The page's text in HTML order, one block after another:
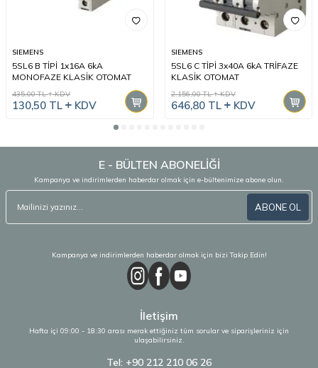
SIEMENS
5SL6 B TİPİ 1x16A 6kA
MONOFAZE KLASİK OTOMAT
435,00TL KDV
130,50 TL KDV
SIEMENS
5SL6 C TİPİ 3x40A 6kA TRİFAZE
KLASİK OTOMAT
2.156,00TL KDV
646,80TL KDV
E - BÜLTEN ABONELİĞİ
Kampanya ve indirimlerden haberdar olmak için e-bültenimize abone olun.
ABONE OL
Kampanya ve indirimlerden haberdar olmak için bizi Takip Edin!
İletişim
Hafta içi 09:00 - 18:30 arası merak ettiğiniz tüm sorular ve siparişleriniz için
ulaşabilirsiniz.
Tel: +90 212 210 06 26